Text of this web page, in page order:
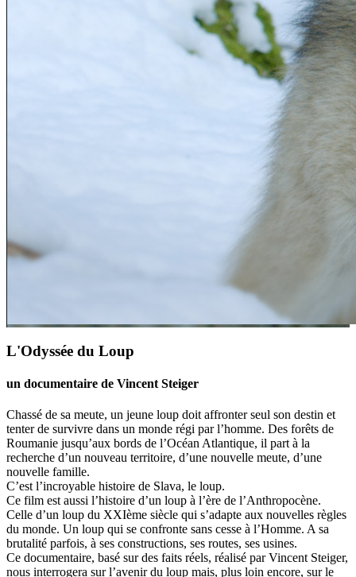
L'Odyssée du Loup
un documentaire de Vincent Steiger
Chassé de sa meute, un jeune loup doit affronter seul son destin et
tenter de survivre dans un monde régi par l’homme. Des forêts de
Roumanie jusqu’aux bords de l’Océan Atlantique, il part à la
recherche d’un nouveau territoire, d’une nouvelle meute, d’une
nouvelle famille.
C’est l’incroyable histoire de Slava, le loup.
Ce film est aussi l’histoire d’un loup à l’ère de l’Anthropocène.
Celle d’un loup du XXIème siècle qui s’adapte aux nouvelles règles
du monde. Un loup qui se confronte sans cesse à l’Homme. A sa
brutalité parfois, à ses constructions, ses routes, ses usines.
Ce documentaire, basé sur des faits réels, réalisé par Vincent Steiger,
nous interrogera sur l’avenir du loup mais, plus loin encore, sur le